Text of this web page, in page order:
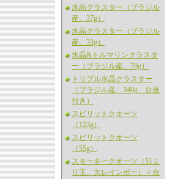
水晶クラスター（ブラジル
産、37g）
水晶クラスター（ブラジル
産、33g）
水晶&トルマリンクラスタ
ー（ブラジル産、70g）
トリプル水晶クラスター
（ブラジル産、340g、台座
付き）
スピリットクオーツ
（123g）
スピリットクオーツ
（55g）
スモーキークオーツ（51ミ
リ玉、大レインボー）＜台